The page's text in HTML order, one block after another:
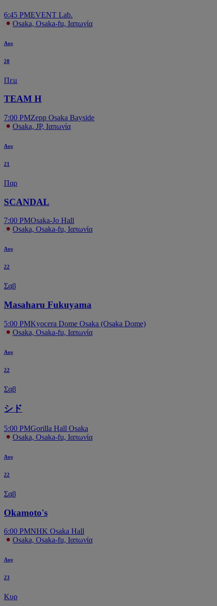
6:45 PMEVENT Lab.
Osaka, Osaka-fu, Ιαπωνία
Αυγ
20
Πεμ
TEAM H
7:00 PMZepp Osaka Bayside
Osaka, JP, Ιαπωνία
Αυγ
21
Παρ
SCANDAL
7:00 PMOsaka-Jo Hall
Osaka, Osaka-fu, Ιαπωνία
Αυγ
22
Σαβ
Masaharu Fukuyama
5:00 PMKyocera Dome Osaka (Osaka Dome)
Osaka, Osaka-fu, Ιαπωνία
Αυγ
22
Σαβ
シド
5:00 PMGorilla Hall Osaka
Osaka, Osaka-fu, Ιαπωνία
Αυγ
22
Σαβ
Okamoto's
6:00 PMNHK Osaka Hall
Osaka, Osaka-fu, Ιαπωνία
Αυγ
23
Κυρ